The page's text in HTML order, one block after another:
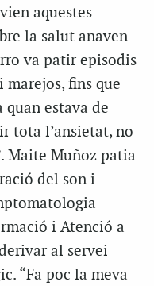
aquestes
la salut anaven
va patir episodis
fins que
estava de
tota l’ansietat, no
Maite Muñoz patia
del son i
i Atenció a
al servei
“Fa poc la meva